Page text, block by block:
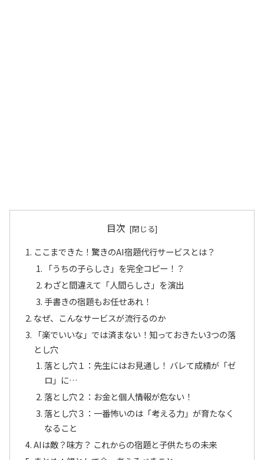
目次
ここまできた！驚きのAI宿題代行サービスとは？
「うちの子らしさ」を完全コピー！？
わざと間違えて「人間らしさ」を演出
手書きの宿題もお任せあれ！
なぜ、こんなサービスが流行るのか
「楽でいいな」では済まない！知っておきたい3つの落
とし穴
落とし穴１：先生にはお見通し！ バレて成績が「ゼ
ロ」に…
落とし穴２：お金と個人情報が危ない！
落とし穴３：一番怖いのは「考える力」が育たなく
なること
AIは敵？味方？ これからの宿題と子供たちの未来